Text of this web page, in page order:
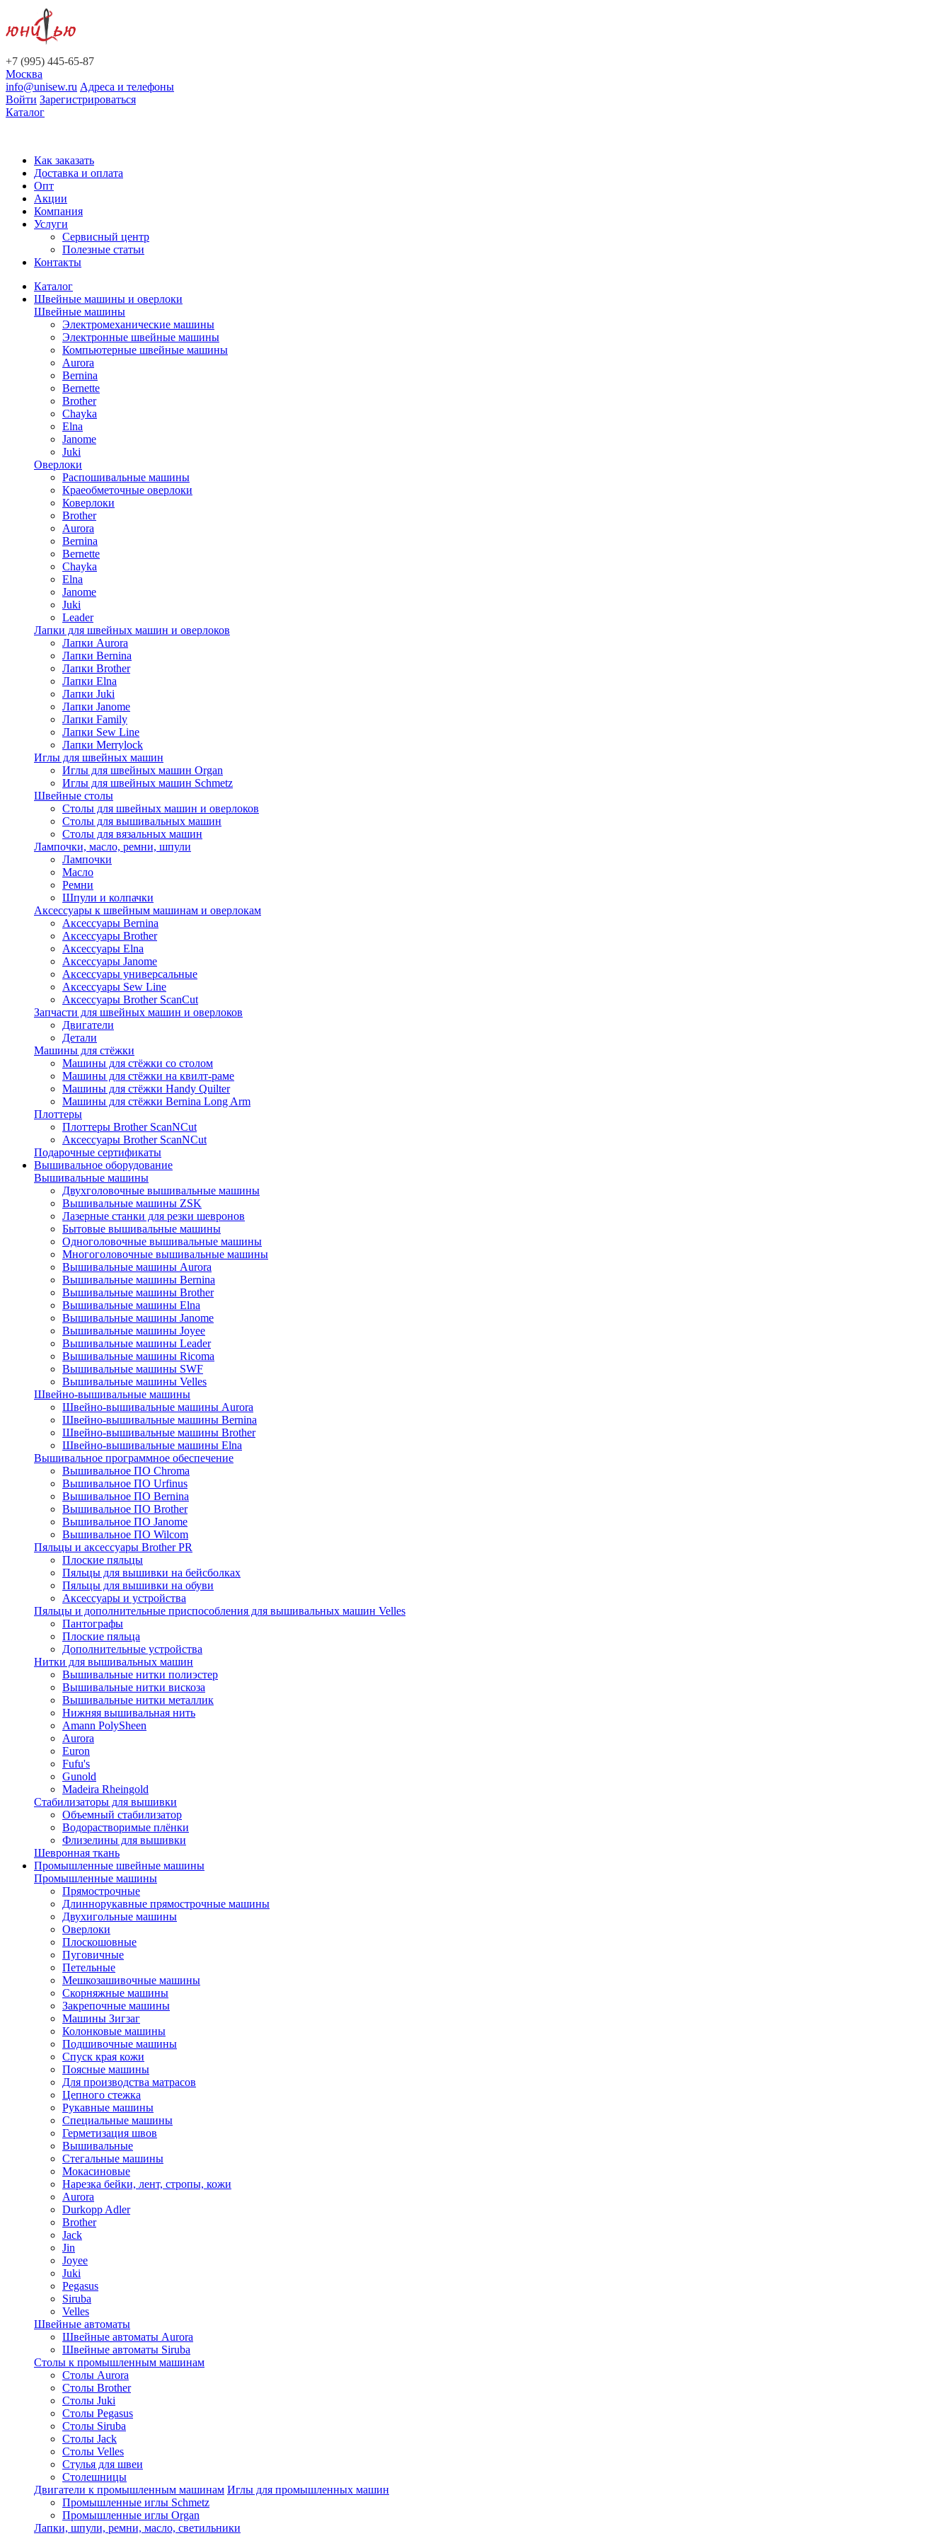
+7 (995) 445-65-87
Москва
info@unisew.ru Адреса и телефоны
Войти Зарегистрироваться
Каталог
Как заказать
Доставка и оплата
Опт
Акции
Компания
Услуги
Сервисный центр
Полезные статьи
Контакты
Каталог
Швейные машины и оверлоки
Швейные машины
Электромеханические машины
Электронные швейные машины
Компьютерные швейные машины
Aurora
Bernina
Bernette
Brother
Chayka
Elna
Janome
Juki
Оверлоки
Распошивальные машины
Краеобметочные оверлоки
Коверлоки
Brother
Aurora
Bernina
Bernette
Chayka
Elna
Janome
Juki
Leader
Лапки для швейных машин и оверлоков
Лапки Aurora
Лапки Bernina
Лапки Brother
Лапки Elna
Лапки Juki
Лапки Janome
Лапки Family
Лапки Sew Line
Лапки Merrylock
Иглы для швейных машин
Иглы для швейных машин Organ
Иглы для швейных машин Schmetz
Швейные столы
Столы для швейных машин и оверлоков
Столы для вышивальных машин
Столы для вязальных машин
Лампочки, масло, ремни, шпули
Лампочки
Масло
Ремни
Шпули и колпачки
Аксессуары к швейным машинам и оверлокам
Аксессуары Bernina
Аксессуары Brother
Аксессуары Elna
Аксессуары Janome
Аксессуары универсальные
Аксессуары Sew Line
Аксессуары Brother ScanCut
Запчасти для швейных машин и оверлоков
Двигатели
Детали
Машины для стёжки
Машины для стёжки со столом
Машины для стёжки на квилт-раме
Машины для стёжки Handy Quilter
Машины для стёжки Bernina Long Arm
Плоттеры
Плоттеры Brother ScanNCut
Аксессуары Brother ScanNCut
Подарочные сертификаты
Вышивальное оборудование
Вышивальные машины
Двухголовочные вышивальные машины
Вышивальные машины ZSK
Лазерные станки для резки шевронов
Бытовые вышивальные машины
Одноголовочные вышивальные машины
Многоголовочные вышивальные машины
Вышивальные машины Aurora
Вышивальные машины Bernina
Вышивальные машины Brother
Вышивальные машины Elna
Вышивальные машины Janome
Вышивальные машины Joyee
Вышивальные машины Leader
Вышивальные машины Ricoma
Вышивальные машины SWF
Вышивальные машины Velles
Швейно-вышивальные машины
Швейно-вышивальные машины Aurora
Швейно-вышивальные машины Bernina
Швейно-вышивальные машины Brother
Швейно-вышивальные машины Elna
Вышивальное программное обеспечение
Вышивальное ПО Chroma
Вышивальное ПО Urfinus
Вышивальное ПО Bernina
Вышивальное ПО Brother
Вышивальное ПО Janome
Вышивальное ПО Wilcom
Пяльцы и аксессуары Brother PR
Плоские пяльцы
Пяльцы для вышивки на бейсболках
Пяльцы для вышивки на обуви
Аксессуары и устройства
Пяльцы и дополнительные приспособления для вышивальных машин Velles
Пантографы
Плоские пяльца
Дополнительные устройства
Нитки для вышивальных машин
Вышивальные нитки полиэстер
Вышивальные нитки вискоза
Вышивальные нитки металлик
Нижняя вышивальная нить
Amann PolySheen
Aurora
Euron
Fufu's
Gunold
Madeira Rheingold
Стабилизаторы для вышивки
Объемный стабилизатор
Водорастворимые плёнки
Флизелины для вышивки
Шевронная ткань
Промышленные швейные машины
Промышленные машины
Прямострочные
Длиннорукавные прямострочные машины
Двухигольные машины
Оверлоки
Плоскошовные
Пуговичные
Петельные
Мешкозашивочные машины
Скорняжные машины
Закрепочные машины
Машины Зигзаг
Колонковые машины
Подшивочные машины
Спуск края кожи
Поясные машины
Для производства матрасов
Цепного стежка
Рукавные машины
Специальные машины
Герметизация швов
Вышивальные
Стегальные машины
Мокасиновые
Нарезка бейки, лент, стропы, кожи
Aurora
Durkopp Adler
Brother
Jack
Jin
Joyee
Juki
Pegasus
Siruba
Velles
Швейные автоматы
Швейные автоматы Aurora
Швейные автоматы Siruba
Столы к промышленным машинам
Столы Aurora
Столы Brother
Столы Juki
Столы Pegasus
Столы Siruba
Столы Jack
Столы Velles
Стулья для швеи
Столешницы
Двигатели к промышленным машинам Иглы для промышленных машин
Промышленные иглы Schmetz
Промышленные иглы Organ
Лапки, шпули, ремни, масло, светильники